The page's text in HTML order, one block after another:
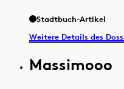
Stadtbuch-Artikel
Weitere Details des
Massimooo